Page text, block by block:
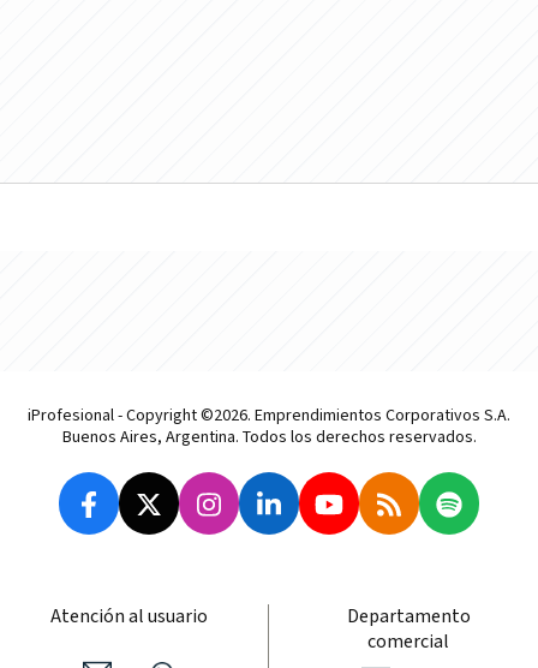
iProfesional - Copyright ©2026. Emprendimientos Corporativos S.A.
Buenos Aires, Argentina. Todos los derechos reservados.
Atención al usuario
Departamento
comercial